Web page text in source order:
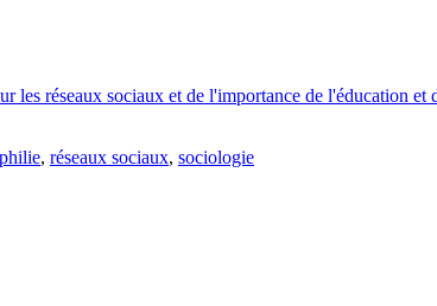
les réseaux sociaux et de l'importance de l'éducation
, réseaux sociaux, sociologie